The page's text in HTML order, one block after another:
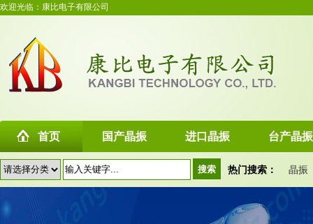
欢迎光临：康比电子有限公司
首页 国产晶振 进口晶振 台产晶振
热门搜索： 晶振